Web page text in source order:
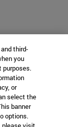
third-
you
purposes.
or
select the
banner
options.